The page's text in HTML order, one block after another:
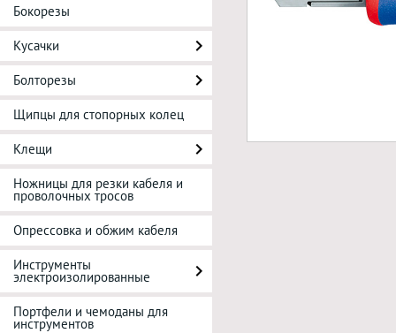
Бокорезы
Кусачки
Болторезы
Щипцы для стопорных колец
Клещи
Ножницы для резки кабеля и
проволочных тросов
Опрессовка и обжим кабеля
Инструменты
электроизолированные
Портфели и чемоданы для
инструментов